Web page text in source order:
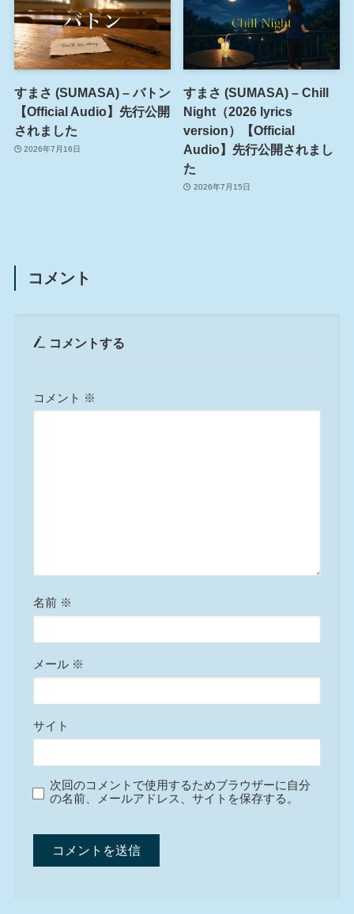
すまさ (SUMASA) – バトン
【Official Audio】先行公開
されました
2026年7月16日
すまさ (SUMASA) – Chill
Night（2026 lyrics
version）【Official
Audio】先行公開されまし
た
2026年7月15日
コメント
コメントする
コメント ※
名前 ※
メール ※
サイト
次回のコメントで使用するためブラウザーに自分
の名前、メールアドレス、サイトを保存する。